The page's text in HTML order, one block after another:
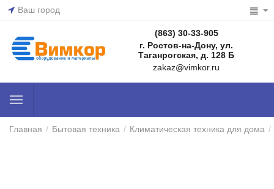
Ваш город
(863) 30-33-905
г. Ростов-на-Дону, ул.
Таганрогская, д. 128 Б
zakaz@vimkor.ru
Главная / Бытовая техника / Климатическая техника для дома /